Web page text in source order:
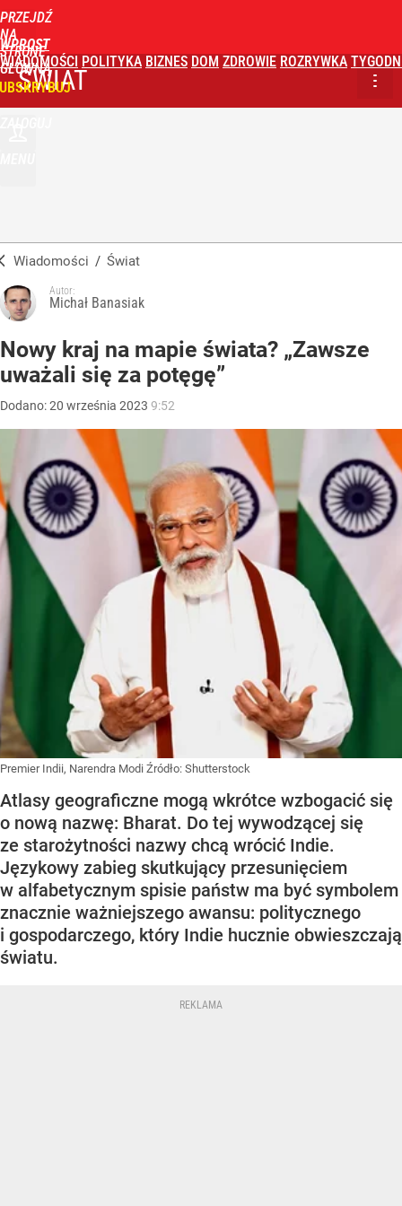
PRZEJDŹ
NA
STRONĘ
GŁÓWNĄ
WPROST
WIADOMOŚCI POLITYKA BIZNES DOM ZDROWIE ROZRYWKA
ŚWIAT
Wiadomości / Świat
Autor:
Michał Banasiak
Nowy kraj na mapie świata? „Zawsze
uważali się za potęgę”
Dodano:20 września 2023 9:52
Premier Indii, Narendra Modi Źródło: Shutterstock
Atlasy geograficzne mogą wkrótce wzbogacić się
o nową nazwę: Bharat. Do tej wywodzącej się
ze starożytności nazwy chcą wrócić Indie.
Językowy zabieg skutkujący przesunięciem
w alfabetycznym spisie państw ma być symbolem
znacznie ważniejszego awansu: politycznego
i gospodarczego, który Indie hucznie obwieszczają
światu.